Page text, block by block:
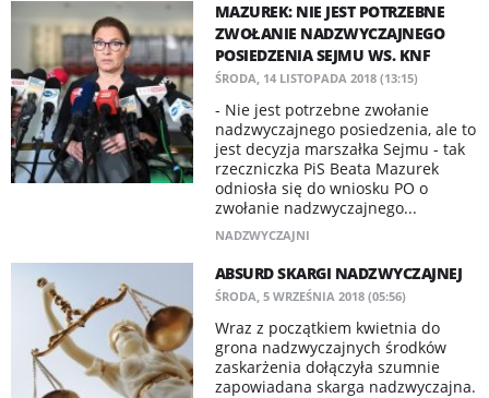
MAZUREK: NIE JEST POTRZEBNE
ZWOŁANIE NADZWYCZAJNEGO
POSIEDZENIA SEJMU WS. KNF
ŚRODA, 14 LISTOPADA 2018 (13:15)
- Nie jest potrzebne zwołanie
nadzwyczajnego posiedzenia, ale to
jest decyzja marszałka Sejmu - tak
rzeczniczka PiS Beata Mazurek
odniosła się do wniosku PO o
zwołanie nadzwyczajnego...
NADZWYCZAJNI
ABSURD SKARGI NADZWYCZAJNEJ
ŚRODA, 5 WRZEŚNIA 2018 (05:56)
Wraz z początkiem kwietnia do
grona nadzwyczajnych środków
zaskarżenia dołączyła szumnie
zapowiadana skarga nadzwyczajna.